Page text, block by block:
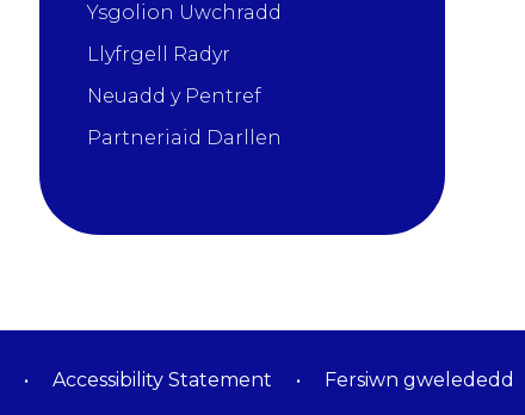
Ysgolion Uwchradd
Llyfrgell Radyr
Neuadd y Pentref
Partneriaid Darllen
• Accessibility Statement •
Fersiwn gwelededd